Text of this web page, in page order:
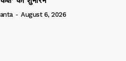
- August 6, 2026